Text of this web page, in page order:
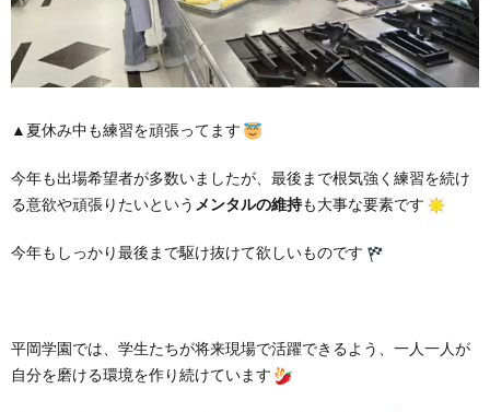
▲夏休み中も練習を頑張ってます
今年も出場希望者が多数いましたが、最後まで根気強く練習を続け
る意欲や頑張りたいという メンタルの維持も大事な要素です
今年もしっかり最後まで駆け抜けて欲しいものです
平岡学園では、学生たちが将来現場で活躍できるよう、一人一人が
自分を磨ける環境を作り続けています